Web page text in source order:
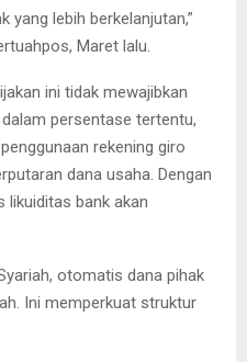
yang lebih berkelanjutan,”
Maret lalu.
ini tidak mewajibkan
persentase tertentu,
rekening giro
dana usaha. Dengan
bank akan
otomatis dana pihak
Ini memperkuat struktur